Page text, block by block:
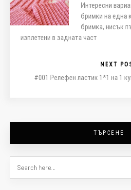
Интересни
бримки на една
бримка, нисък
изплетени в задната част
NEXT
#001 Релефен ластик 1*1 на 1
ТЪРСЕНЕ